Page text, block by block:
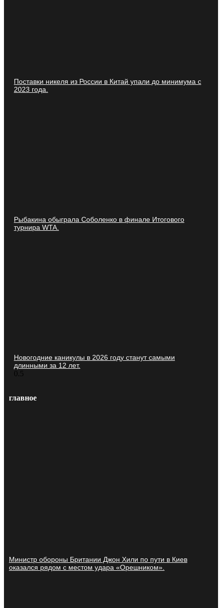
Поставки никеля из России в Китай упали до минимума с
2023 года.
Рыбакина обыграла Соболенко в финале Итогового
турнира WTA.
Новогодние каникулы в 2026 году станут самыми
длинными за 12 лет.
главное
Министр обороны Британии Джон Хили по пути в Киев
оказался рядом с местом удара «Орешником».